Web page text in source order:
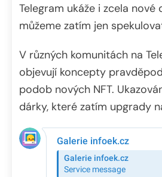
Telegram ukáže i zcela nové
můžeme zatím jen
V různých komunitách na
objevují koncepty
podob nových NFT.
dárky, které zatím upgrady